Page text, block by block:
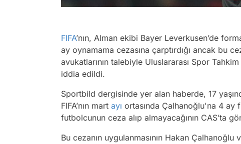
FIFA’nın, Alman ekibi Bayer Leverkusen’de
ay oynamama cezasına çarptırdığı ancak bu
avukatlarının talebiyle Uluslararası Spor
iddia edildi.
Sportbild dergisinde yer alan haberde, 17
FIFA’nın mart ayı ortasında Çalhanoğlu'na 4 ay
futbolcunun ceza alıp almayacağının CAS’ta
Bu cezanın uygulanmasının Hakan Çalhanoğlu